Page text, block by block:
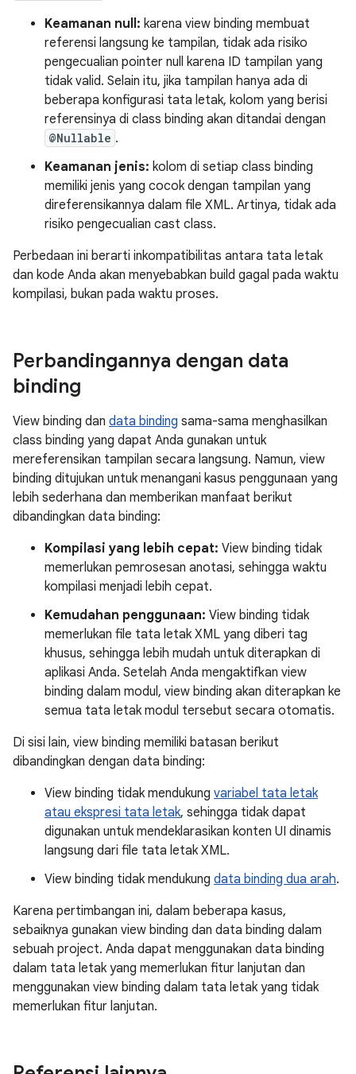
Keamanan null: karena view binding membuat
referensi langsung ke tampilan, tidak ada risiko
pengecualian pointer null karena ID tampilan yang
tidak valid. Selain itu, jika tampilan hanya ada di
beberapa konfigurasi tata letak, kolom yang berisi
referensinya di class binding akan ditandai dengan
@Nullable .
Keamanan jenis: kolom di setiap class binding
memiliki jenis yang cocok dengan tampilan yang
direferensikannya dalam file XML. Artinya, tidak ada
risiko pengecualian cast class.
Perbedaan ini berarti inkompatibilitas antara tata letak
dan kode Anda akan menyebabkan build gagal pada waktu
kompilasi, bukan pada waktu proses.
Perbandingannya dengan data
binding
View binding dan data binding sama-sama menghasilkan
class binding yang dapat Anda gunakan untuk
mereferensikan tampilan secara langsung. Namun, view
binding ditujukan untuk menangani kasus penggunaan yang
lebih sederhana dan memberikan manfaat berikut
dibandingkan data binding:
Kompilasi yang lebih cepat: View binding tidak
memerlukan pemrosesan anotasi, sehingga waktu
kompilasi menjadi lebih cepat.
Kemudahan penggunaan: View binding tidak
memerlukan file tata letak XML yang diberi tag
khusus, sehingga lebih mudah untuk diterapkan di
aplikasi Anda. Setelah Anda mengaktifkan view
binding dalam modul, view binding akan diterapkan ke
semua tata letak modul tersebut secara otomatis.
Di sisi lain, view binding memiliki batasan berikut
dibandingkan dengan data binding:
View binding tidak mendukung variabel tata letak
atau ekspresi tata letak, sehingga tidak dapat
digunakan untuk mendeklarasikan konten UI dinamis
langsung dari file tata letak XML.
View binding tidak mendukung data binding dua arah.
Karena pertimbangan ini, dalam beberapa kasus,
sebaiknya gunakan view binding dan data binding dalam
sebuah project. Anda dapat menggunakan data binding
dalam tata letak yang memerlukan fitur lanjutan dan
menggunakan view binding dalam tata letak yang tidak
memerlukan fitur lanjutan.